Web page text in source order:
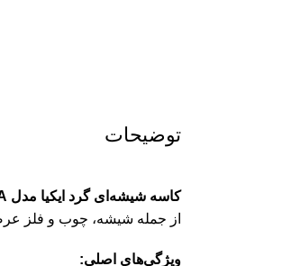
توضیحات
کاسه شیشه‌ای گرد ایکیا مدل BLANDA
از جمله شیشه، چوب و فلز
ویژگی‌های اصلی: